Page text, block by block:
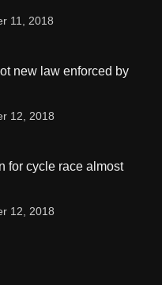
11, 2018
new law enforced by
12, 2018
for cycle race almost
12, 2018